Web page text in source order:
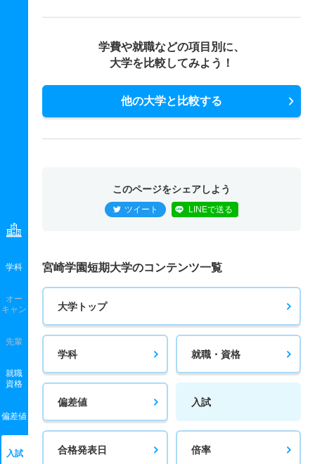
学科
オー
キャン
先輩
就職
資格
偏差値
入試
学費や就職などの項目別に、
大学を比較してみよう！
他の大学と比較する
このページをシェアしよう
ツイート LINEで送る
宮崎学園短期大学のコンテンツ一覧
大学トップ
学科 就職・資格
偏差値 入試
合格発表日 倍率